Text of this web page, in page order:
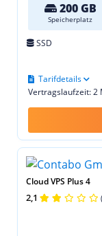
200 GB
Speicherplatz
SSD
Vertragslaufzeit: 2
Tarifdetails
Cloud VPS Plus 4
2,1